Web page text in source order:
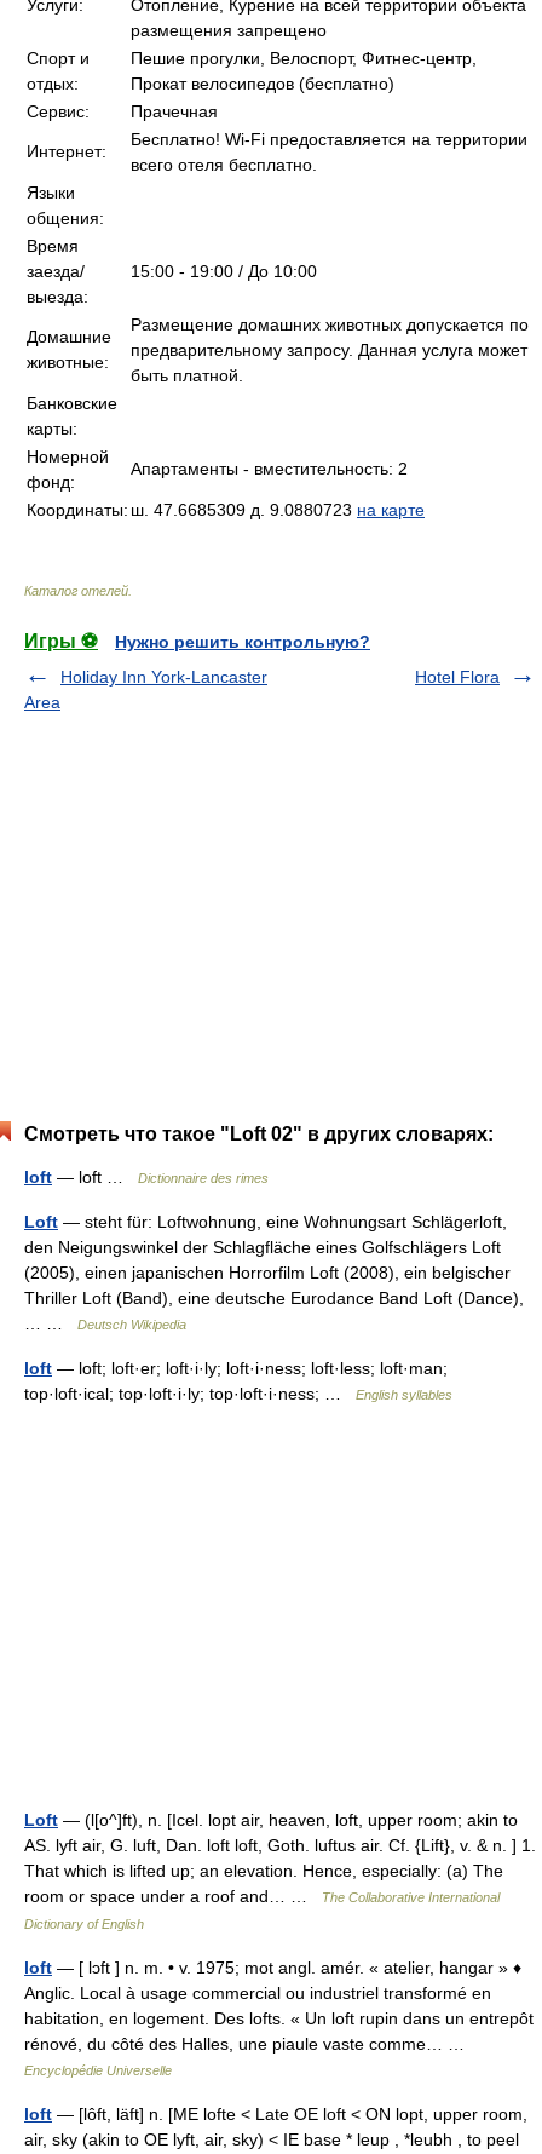
Услуги:
Отопление, Курение на всей территории объекта
размещения запрещено
Спорт и
отдых:
Пешие прогулки, Велоспорт, Фитнес-центр,
Прокат велосипедов (бесплатно)
Сервис:
Прачечная
Интернет:
Бесплатно! Wi-Fi предоставляется на территории
всего отеля бесплатно.
Языки
общения:
Время
заезда/
выезда:
15:00 - 19:00 / До 10:00
Домашние
животные:
Размещение домашних животных допускается по
предварительному запросу. Данная услуга может
быть платной.
Банковские
карты:
Номерной
фонд:
Апартаменты - вместительность: 2
Координаты: ш. 47.6685309 д. 9.0880723 на карте
Каталог отелей
Игры ⚽
Нужно решить контрольную?
Holiday Inn York-Lancaster
Area
Hotel Flora
Смотреть что такое "Loft 02" в других словарях:
loft — loft … Dictionnaire des rimes
Loft — steht für: Loftwohnung, eine Wohnungsart Schlägerloft,
den Neigungswinkel der Schlagfläche eines Golfschlägers Loft
(2005), einen japanischen Horrorfilm Loft (2008), ein belgischer
Thriller Loft (Band), eine deutsche Eurodance Band Loft (Dance),
Deutsch Wikipedia
loft — loft; loft·er; loft·i·ly; loft·i·ness; loft·less; loft·man;
top·loft·ical; top·loft·i·ly; top·loft·i·ness; …
English syllables
Loft — (l[o^]ft), n. [Icel. lopt air, heaven, loft, upper room; akin to
AS. lyft air, G. luft, Dan. loft loft, Goth. luftus air. Cf. {Lift}, v. & n. ] 1.
That which is lifted up; an elevation. Hence, especially: (a) The
room or space under a roof and… …
The Collaborative International
Dictionary of English
loft — [ lɔft ] n. m. • v. 1975; mot angl. amér. « atelier, hangar » ♦
Anglic. Local à usage commercial ou industriel transformé en
habitation, en logement. Des lofts. « Un loft rupin dans un entrepôt
rénové, du côté des Halles, une piaule vaste comme… …
Encyclopédie Universelle
loft — [lôft, läft] n. [ME lofte < Late OE loft < ON lopt, upper room,
air, sky (akin to OE lyft, air, sky) < IE base * leup , *leubh , to peel